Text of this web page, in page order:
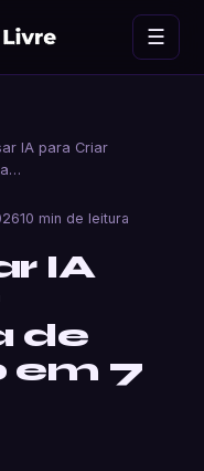
☰
IA para Criar
10 min de leitura
IA
de
em 7